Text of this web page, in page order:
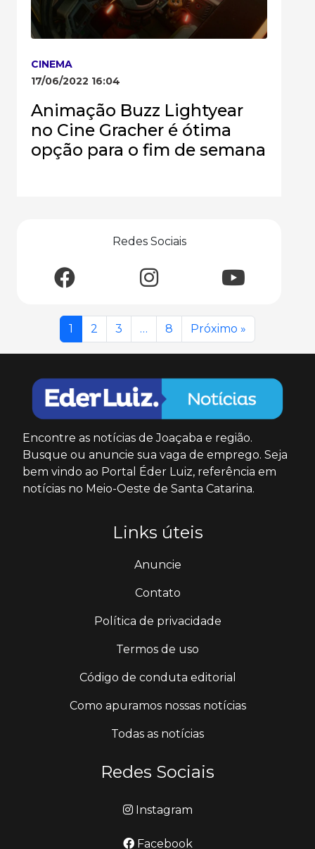
CINEMA
17/06/2022 16:04
Animação Buzz Lightyear
no Cine Gracher é ótima
opção para o fim de semana
Redes Sociais
1 2 3 … 8 Próximo »
Encontre as notícias de Joaçaba e região.
Busque ou anuncie sua vaga de emprego. Seja
bem vindo ao Portal Éder Luiz, referência em
notícias no Meio-Oeste de Santa Catarina.
Links úteis
Anuncie
Contato
Política de privacidade
Termos de uso
Código de conduta editorial
Como apuramos nossas notícias
Todas as notícias
Redes Sociais
Instagram
Facebook